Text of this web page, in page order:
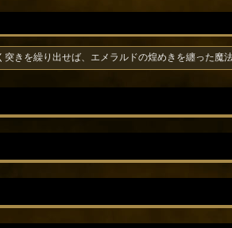
きを繰り出せば、エメラルドの煌めきを纏った魔